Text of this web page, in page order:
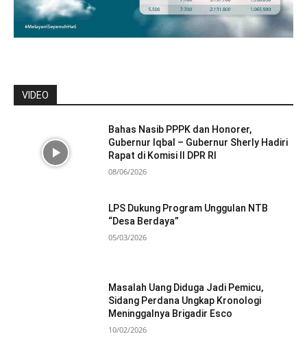
VIDEO
Bahas Nasib PPPK dan Honorer,
Gubernur Iqbal – Gubernur Sherly Hadiri
Rapat di Komisi II DPR RI
08/06/2026
LPS Dukung Program Unggulan NTB
“Desa Berdaya”
05/03/2026
Masalah Uang Diduga Jadi Pemicu,
Sidang Perdana Ungkap Kronologi
Meninggalnya Brigadir Esco
10/02/2026